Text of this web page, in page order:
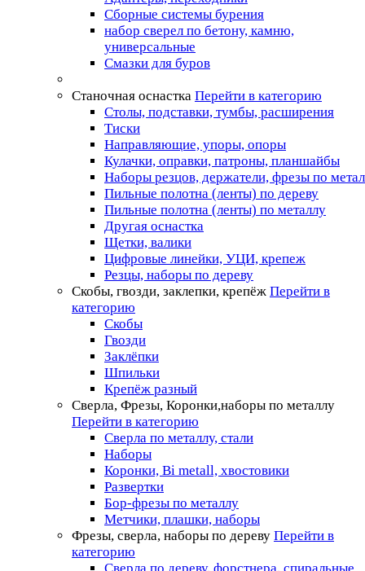
Сборные системы бурения
набор сверел по бетону, камню,
универсальные
Смазки для буров
Станочная оснастка Перейти в категорию
Столы, подставки, тумбы, расширения
Тиски
Направляющие, упоры, опоры
Кулачки, оправки, патроны, планшайбы
Наборы резцов, держатели, фрезы по
Пильные полотна (ленты) по дереву
Пильные полотна (ленты) по металлу
Другая оснастка
Щетки, валики
Цифровые линейки, УЦИ, крепеж
Резцы, наборы по дереву
Скобы, гвозди, заклепки, крепёж Перейти в
категорию
Скобы
Гвозди
Заклёпки
Шпильки
Крепёж разный
Сверла, Фрезы, Коронки,наборы по металлу
Перейти в категорию
Сверла по металлу, стали
Наборы
Коронки, Bi metall, хвостовики
Развертки
Бор-фрезы по металлу
Метчики, плашки, наборы
Фрезы, сверла, наборы по дереву Перейти в
категорию